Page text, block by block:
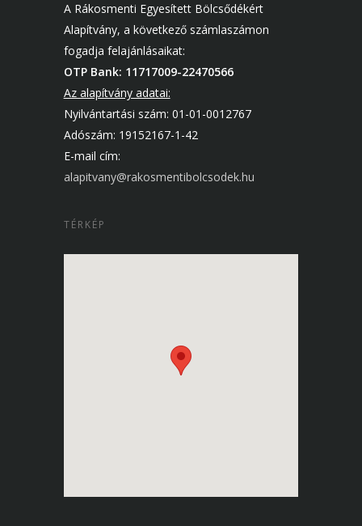
A Rákosmenti Egyesített Bölcsődékért
Alapítvány, a következő számlaszámon
fogadja felajánlásaikat:
OTP Bank: 11717009-22470566
Az alapítvány adatai:
Nyilvántartási szám: 01-01-0012767
Adószám: 19152167-1-42
E-mail cím:
alapitvany@rakosmentibolcsodek.hu
TÉRKÉP